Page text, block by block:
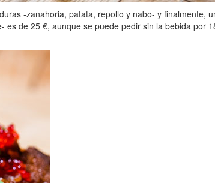
-zanahoria, patata, repollo y nabo- y
de 25 €, aunque se puede pedir sin la bebida